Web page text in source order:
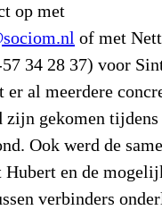
op met
of met
34 28 37) voor
er al meerdere
zijn gekomen tijdens
Ook werd de
Hubert en de
verbinders